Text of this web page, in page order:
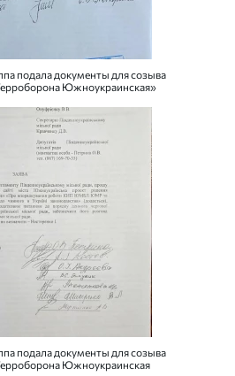
подала документы для созыва
Южноукраинская»
подала документы для созыва
Южноукраинская